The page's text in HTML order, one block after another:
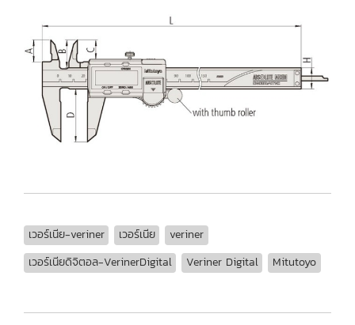
เวอร์เนีย-veriner เวอร์เนีย
veriner
เวอร์เนียดิจิตอล-VerinerDigital
Veriner Digital Mitutoyo